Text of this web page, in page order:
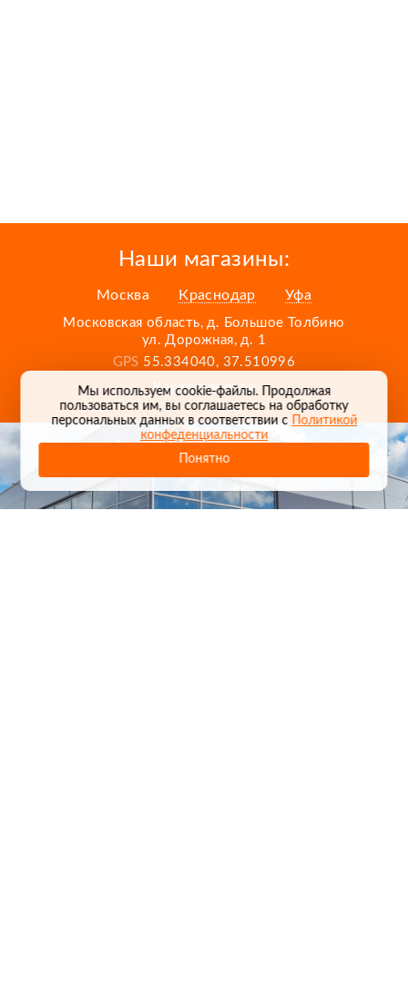
Наши магазины:
Москва Краснодар Уфа
Московская область, д. Большое Толбино
ул. Дорожная, д. 1
GPS 55.334040, 37.510996
Карта проезда
Мы используем cookie-файлы. Продолжая
пользоваться им, вы соглашаетесь на обработку
персональных данных в соответствии сПолитикой
конфеденциальности
Понятно